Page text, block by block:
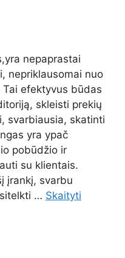
nepaprastai
nepriklausomai nuo
efektyvus būdas
skleisti prekių
svarbiausia, skatinti
yra ypač
pobūdžio ir
su klientais.
įrankį, svarbu
… Skaityti